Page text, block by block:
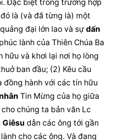
Đặc biệt trong trường hợp
là (và đã từng là) một
đại lớn lao và sự dấn
lành của Thiên Chúa Ba
hữu và khơi lại nơi họ lòng
ban đầu; (2) Kêu cầu
đồng hành với các tín hữu
Tin Mừng của họ giữa
chúng ta bản văn Lc
Giêsu dẫn các ông tới gần
cho các ông. Và đang